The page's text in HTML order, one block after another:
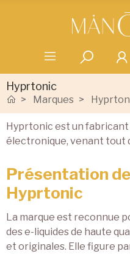
Hyprtonic
Marques
Hyprtonic est un
électronique, venant tout
Présentation
Hyprtonic
La marque est reconnue
des e-liquides de haute
et originales. Elle figure